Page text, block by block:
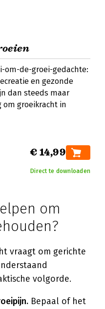
om-de-groei-gedachte:
en gezonde
dan steeds maar
groeikracht in
€ 14,99
Direct te downloaden
om
vraagt om gerichte
volgorde.
Bepaal of het